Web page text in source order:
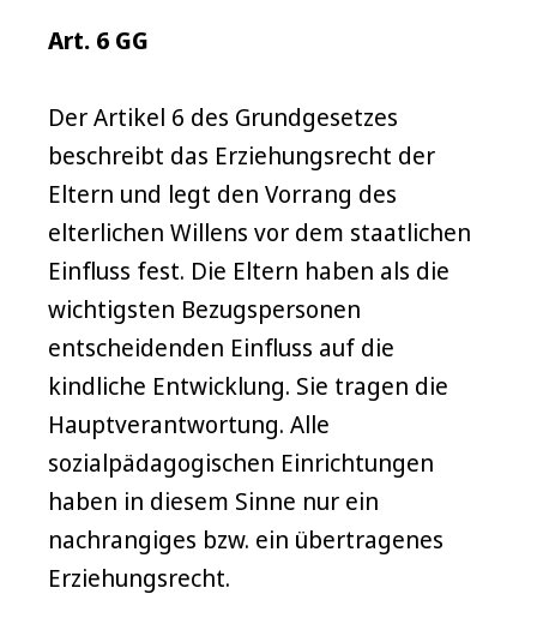
Art. 6 GG
Der Artikel 6 des Grundgesetzes
beschreibt das Erziehungsrecht der
Eltern und legt den Vorrang des
elterlichen Willens vor dem staatlichen
Einfluss fest. Die Eltern haben als die
wichtigsten Bezugspersonen
entscheidenden Einfluss auf die
kindliche Entwicklung. Sie tragen die
Hauptverantwortung. Alle
sozialpädagogischen Einrichtungen
haben in diesem Sinne nur ein
nachrangiges bzw. ein übertragenes
Erziehungsrecht.